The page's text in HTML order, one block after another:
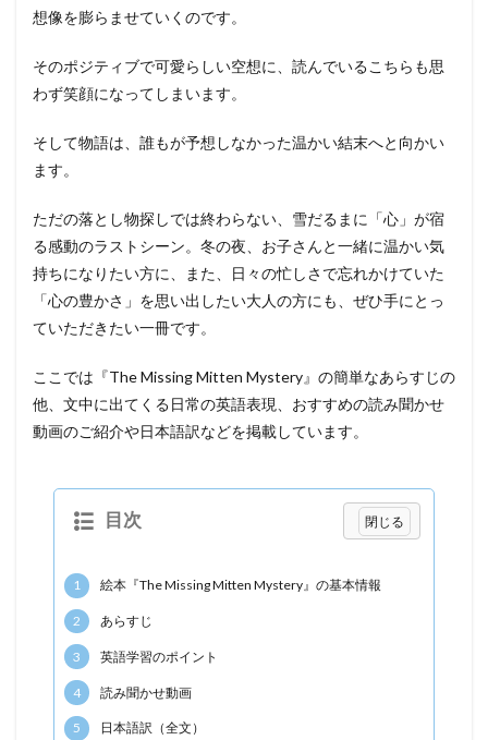
想像を膨らませていくのです。
そのポジティブで可愛らしい空想に、読んでいるこちらも思
わず笑顔になってしまいます。
そして物語は、誰もが予想しなかった温かい結末へと向かい
ます。
ただの落とし物探しでは終わらない、雪だるまに「心」が宿
る感動のラストシーン。冬の夜、お子さんと一緒に温かい気
持ちになりたい方に、また、日々の忙しさで忘れかけていた
「心の豊かさ」を思い出したい大人の方にも、ぜひ手にとっ
ていただきたい一冊です。
ここでは『The Missing Mitten Mystery』の簡単なあらすじの
他、文中に出てくる日常の英語表現、おすすめの読み聞かせ
動画のご紹介や日本語訳などを掲載しています。
目次
1 絵本『The Missing Mitten Mystery』の基本情報
2 あらすじ
3 英語学習のポイント
4 読み聞かせ動画
5 日本語訳（全文）